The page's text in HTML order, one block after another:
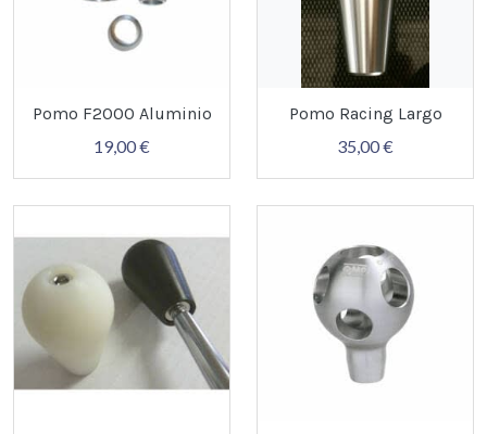
Pomo F2000 Aluminio
19,00 €
Pomo Racing Largo
35,00 €